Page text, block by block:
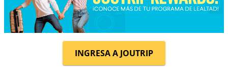
INGRESA A JOUTRIP